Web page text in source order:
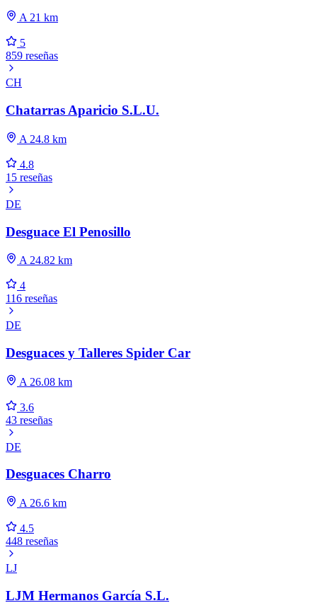
A 21 km
5
859 reseñas
CH
Chatarras Aparicio S.L.U.
A 24.8 km
4.8
15 reseñas
DE
Desguace El Penosillo
A 24.82 km
4
116 reseñas
DE
Desguaces y Talleres Spider Car
A 26.08 km
3.6
43 reseñas
DE
Desguaces Charro
A 26.6 km
4.5
448 reseñas
LJ
LJM Hermanos García S.L.